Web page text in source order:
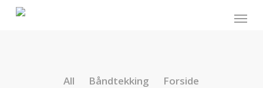
Meny
All Båndtekking
Forside